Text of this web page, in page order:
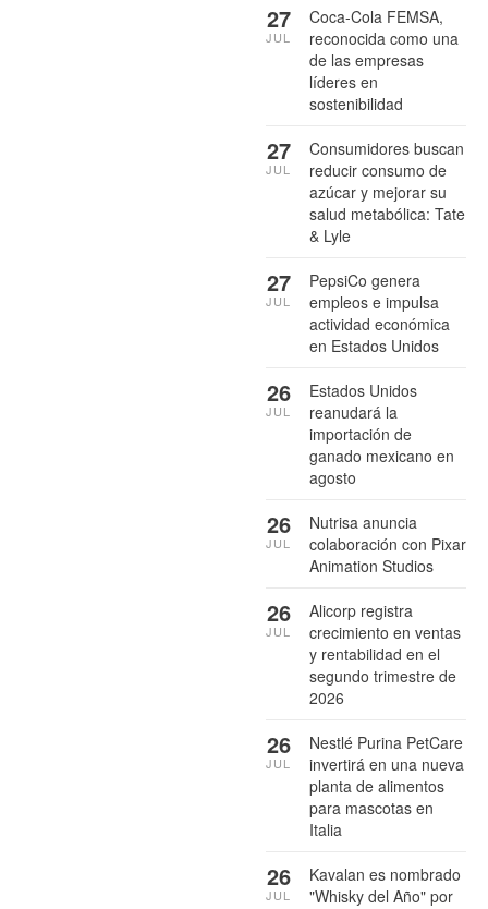
Coca-Cola FEMSA,
reconocida como una
de las empresas
líderes en
sostenibilidad
27
JUL
Consumidores buscan
reducir consumo de
azúcar y mejorar su
salud metabólica: Tate
& Lyle
27
JUL
PepsiCo genera
empleos e impulsa
actividad económica
en Estados Unidos
27
JUL
Estados Unidos
reanudará la
importación de
ganado mexicano en
agosto
26
JUL
Nutrisa anuncia
colaboración con Pixar
Animation Studios
26
JUL
Alicorp registra
crecimiento en ventas
y rentabilidad en el
segundo trimestre de
2026
26
JUL
Nestlé Purina PetCare
invertirá en una nueva
planta de alimentos
para mascotas en
Italia
26
JUL
Kavalan es nombrado
"Whisky del Año" por
26
JUL